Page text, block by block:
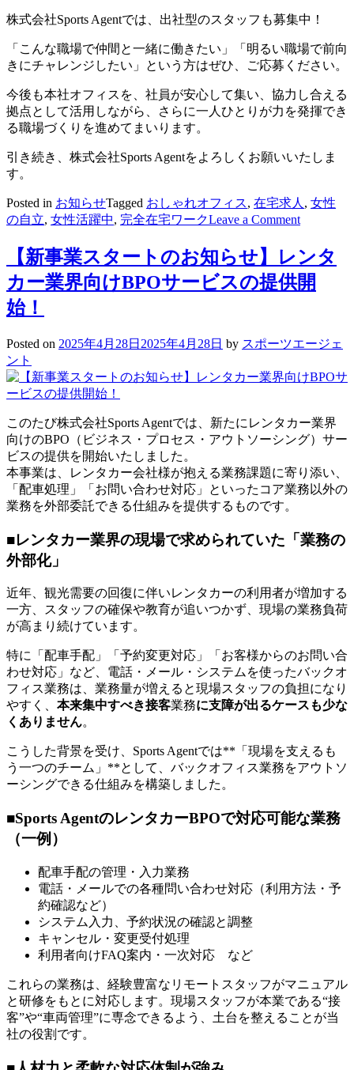
株式会社Sports Agentでは、出社型のスタッフも募集中！
「こんな職場で仲間と一緒に働きたい」「明るい職場で前向
きにチャレンジしたい」という方はぜひ、ご応募ください。
今後も本社オフィスを、社員が安心して集い、協力し合える
拠点として活用しながら、さらに一人ひとりが力を発揮でき
る職場づくりを進めてまいります。
引き続き、株式会社Sports Agentをよろしくお願いいたしま
す。
Posted in お知らせTagged おしゃれオフィス, 在宅求人 , 女性
の自立, 女性活躍中, 完全在宅ワークLeave a Commenton
社
で
の
ス
ー
ま
し
た！
【新事業スタートのお知らせ】レンタ
カー業界向けBPOサービスの提供開
始！
Posted on 2025年4月28日 2025年4月28日 by スポーツエージェ
ント
このたび株式会社Sports Agentでは、新たにレンタカー業界
向けのBPO（ビジネス・プロセス・アウトソーシング）サー
ビスの提供を開始いたしました。
本事業は、レンタカー会社様が抱える業務課題に寄り添い、
「配車処理」「お問い合わせ対応」といったコア業務以外の
業務を外部委託できる仕組みを提供するものです。
■レンタカー業界の現場で求められていた「業務の
外部化」
近年、観光需要の回復に伴いレンタカーの利用者が増加する
一方、スタッフの確保や教育が追いつかず、現場の業務負荷
が高まり続けています。
特に「配車手配」「予約変更対応」「お客様からのお問い合
わせ対応」など、電話・メール・システムを使ったバックオ
フィス業務は、業務量が増えると現場スタッフの負担になり
やすく、 本来集中すべき接客業務に支障が出るケースも少な
くありません。
こうした背景を受け、Sports Agentでは**「現場を支えるも
う一つのチーム」**として、バックオフィス業務をアウトソ
ーシングできる仕組みを構築しました。
■Sports AgentのレンタカーBPOで対応可能な業務
（一例）
配車手配の管理・入力業務
電話・メールでの各種問い合わせ対応（利用方法・予
約確認など）
システム入力、予約状況の確認と調整
キャンセル・変更受付処理
利用者向けFAQ案内・一次対応 など
これらの業務は、経験豊富なリモートスタッフがマニュアル
と研修をもとに対応します。現場スタッフが本業である“接
客”や“車両管理”に専念できるよう、土台を整えることが当
社の役割です。